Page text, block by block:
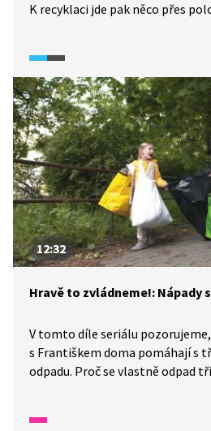
K recyklaci jde pak něco přes
12:32
Hravě to zvládneme!: Nápady
V tomto díle seriálu
s Františkem doma pomáhají s
odpadu. Proč se vlastně odpad
vytvářet co nejméně odpadu?